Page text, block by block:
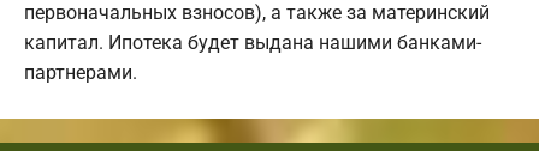
первоначальных взносов), а также за материнский
капитал. Ипотека будет выдана нашими банками-
партнерами.